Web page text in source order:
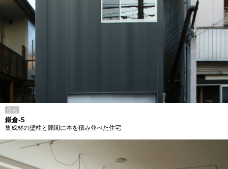
住宅
鎌倉-S
集成材の壁柱と隙間に本を積み並べた住宅